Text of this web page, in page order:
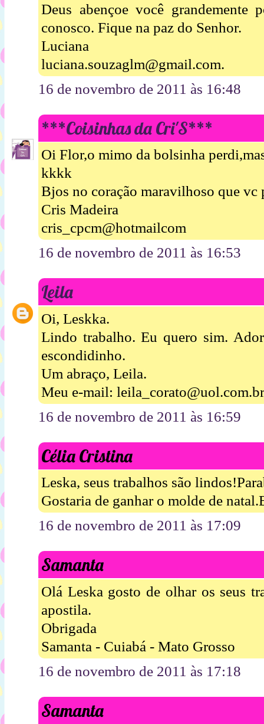
Deus abençoe você grandemente
conosco. Fique na paz do Senhor.
Luciana
luciana.souzaglm@gmail.com.
16 de novembro de 2011 às 16:48
***Coisinhas da Cri'S***
Oi Flor,o mimo da bolsinha
kkkk
Bjos no coração maravilhoso que
Cris Madeira
cris_cpcm@hotmailcom
16 de novembro de 2011 às 16:53
Leila
Oi, Leskka.
Lindo trabalho. Eu quero sim.
escondidinho.
Um abraço, Leila.
Meu e-mail: leila_corato@uol.com.br
16 de novembro de 2011 às 16:59
Célia Cristina
Leska, seus trabalhos são
Gostaria de ganhar o molde de
16 de novembro de 2011 às 17:09
Samanta
Olá Leska gosto de olhar os seus
apostila.
Obrigada
Samanta - Cuiabá - Mato Grosso
16 de novembro de 2011 às 17:18
Samanta